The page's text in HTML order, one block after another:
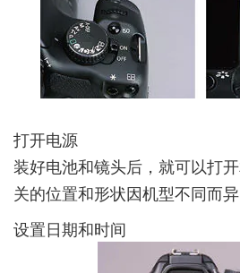
打开电源
装好电池和镜头后，就可以打
关的位置和形状因机型不同而异
设置日期和时间